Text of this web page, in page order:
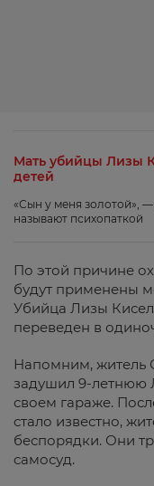
Мать убийцы Лизы
детей
«Сын у меня золотой»,
называют психопаткой
По этой причине
будут применены
Убийца Лизы
переведен в
Напомним, житель
задушил 9-летнюю
своем гараже.
стало известно,
беспорядки. Они
самосуд.